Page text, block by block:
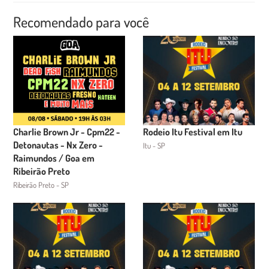
Recomendado para você
Charlie Brown Jr - Cpm22 -
Detonautas - Nx Zero -
Raimundos / Goa em
Ribeirão Preto
Ribeirão Preto - SP
Rodeio Itu Festival em Itu
Itu - SP